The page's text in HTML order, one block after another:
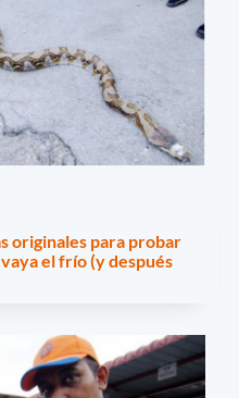
originales para probar
el frío (y después